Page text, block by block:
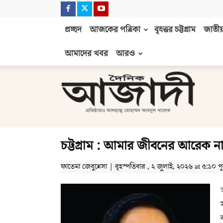
প্রচ্ছদ আজকের পত্রিকা বৃহত্তর চট্টগ্রাম
আমাদের খবর
আরও
আজাদী
চট্টগ্রাম : আমার জীবনের আরেক
ফাতেমা জেবুন্নেসা | বৃহস্পতিবার , ২ জুলাই, ২০২৬ at ৫:১০